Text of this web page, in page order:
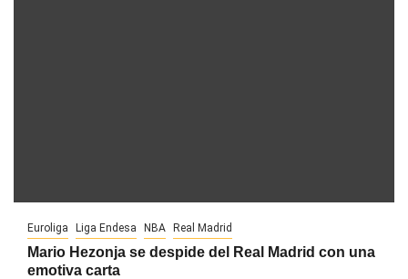
Euroliga Liga Endesa NBA Real Madrid
Mario Hezonja se despide del Real Madrid con una
emotiva carta